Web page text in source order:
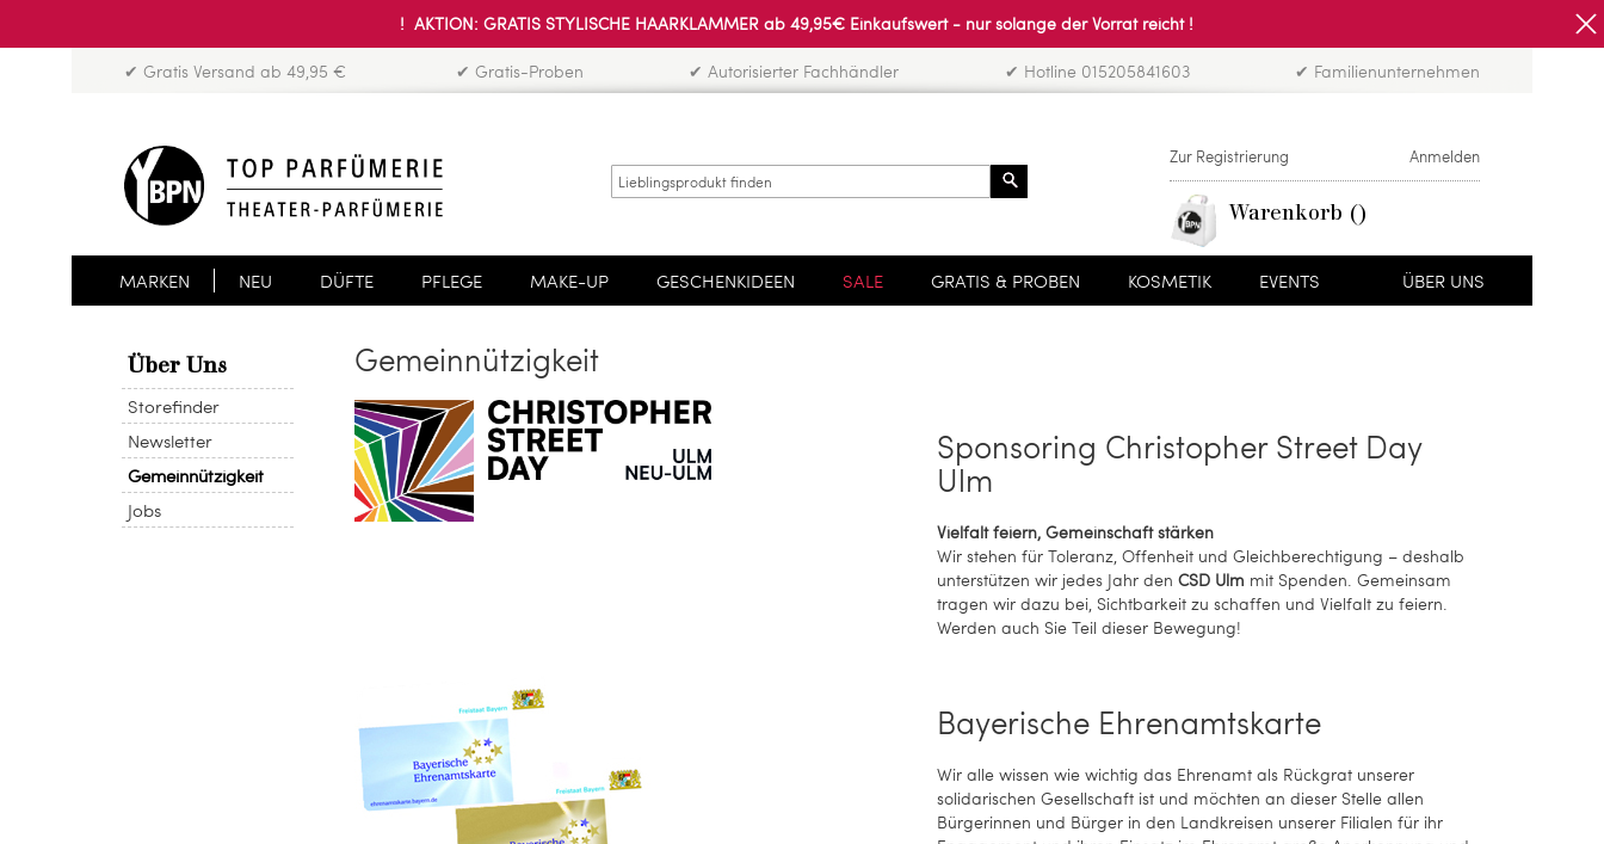
! AKTION: GRATIS STYLISCHE HAARKLAMMER ab 49,95€ Einkaufswert - nur solange der Vorrat reicht !
✔ Gratis Versand ab 49,95 € ✔ Gratis-Proben ✔ Autorisierter Fachhändler ✔ Hotline 015205841603 ✔ Familienunternehmen
Zur Registrierung Anmelden
Warenkorb
MARKEN NEU DÜFTE PFLEGE MAKE-UP GESCHENKIDEEN SALE GRATIS & PROBEN KOSMETIK EVENTS ÜBER UNS
Über Uns
Storefinder
Newsletter
Gemeinnützigkeit
Jobs
Gemeinnützigkeit
Sponsoring Christopher Street Day
Ulm
Vielfalt feiern, Gemeinschaft stärken
Wir stehen für Toleranz, Offenheit und Gleichberechtigung – deshalb
unterstützen wir jedes Jahr den CSD Ulm mit Spenden. Gemeinsam
tragen wir dazu bei, Sichtbarkeit zu schaffen und Vielfalt zu feiern.
Werden auch Sie Teil dieser Bewegung!
Bayerische Ehrenamtskarte
Wir alle wissen wie wichtig das Ehrenamt als Rückgrat unserer
solidarischen Gesellschaft ist und möchten an dieser Stelle allen
Bürgerinnen und Bürger in den Landkreisen unserer Filialen für ihr